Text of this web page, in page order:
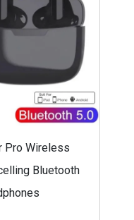
Pro Wireless
Bluetooth